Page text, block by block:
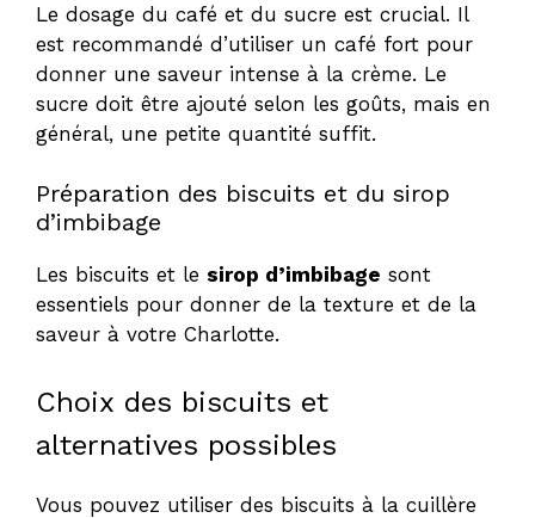
Le dosage du café et du sucre est crucial. Il
est recommandé d’utiliser un café fort pour
donner une saveur intense à la crème. Le
sucre doit être ajouté selon les goûts, mais en
général, une petite quantité suffit.
Préparation des biscuits et du sirop
d’imbibage
Les biscuits et le sirop d’imbibage sont
essentiels pour donner de la texture et de la
saveur à votre Charlotte.
Choix des biscuits et
alternatives possibles
Vous pouvez utiliser des biscuits à la cuillère